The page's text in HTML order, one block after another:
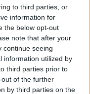
to third parties, or
information for
the below opt-out
note that after your
continue seeing
information utilized by
third parties prior to
of the further
by third parties on the
ήταν πολύ
η ομάδα του
παίξω στο
μου ομάδα, είναι
μου. Και
ομάδα σε αυτή